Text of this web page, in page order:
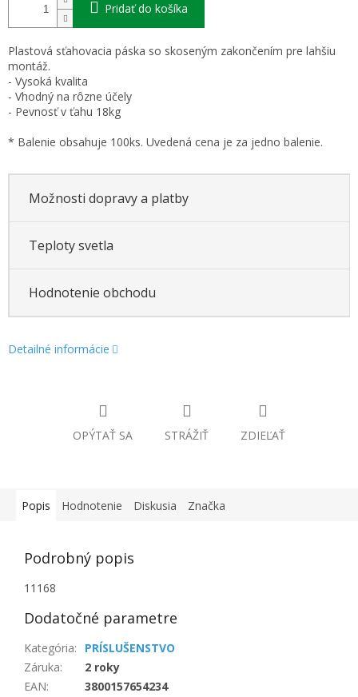
Pridať do košíka
Plastová sťahovacia páska so skoseným zakončením pre lahšiu
montáž.
- Vysoká kvalita
- Vhodný na rôzne účely
- Pevnosť v ťahu 18kg
* Balenie obsahuje 100ks. Uvedená cena je za jedno balenie.
Možnosti dopravy a platby
Teploty svetla
Hodnotenie obchodu
Detailné informácie
OPÝTAŤ SA STRÁŽIŤ ZDIEĽAŤ
Popis Hodnotenie Diskusia Značka
Podrobný popis
11168
Dodatočné parametre
Kategória:
PRÍSLUŠENSTVO
Záruka:
2 roky
EAN:
3800157654234